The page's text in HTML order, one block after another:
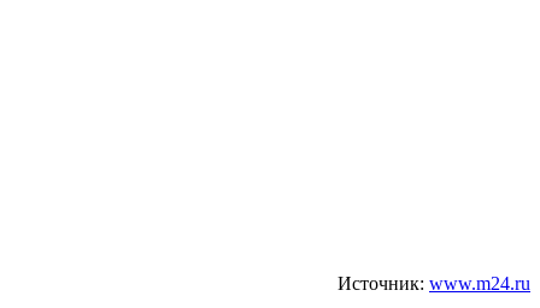
Источник: www.m24.ru